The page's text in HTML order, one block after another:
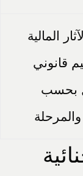
المالية
قانوني
بحسب